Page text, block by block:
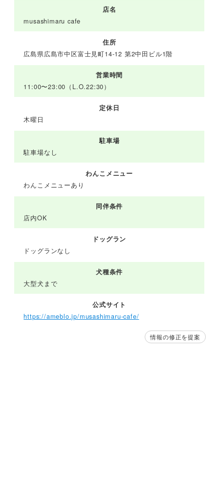
店名
musashimaru cafe
住所
広島県広島市中区富士見町14-12 第2中田ビル1階
営業時間
11:00〜23:00（L.O.22:30）
定休日
木曜日
駐車場
駐車場なし
わんこメニュー
わんこメニューあり
同伴条件
店内OK
ドッグラン
ドッグランなし
犬種条件
大型犬まで
公式サイト
https://ameblo.jp/musashimaru-cafe/
情報の修正を提案